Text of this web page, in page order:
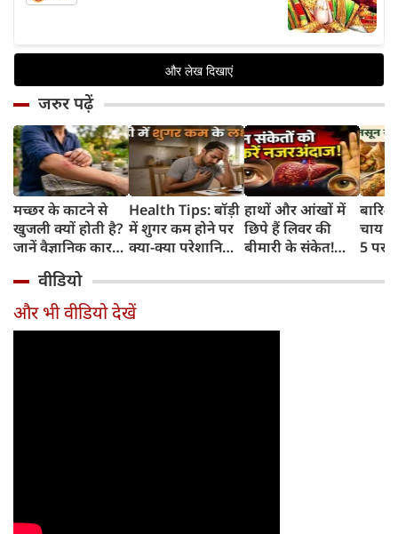
जरुर पढ़ें
मच्छर के काटने से
खुजली क्यों होती है?
जानें वैज्ञानिक कारण
Health Tips: बॉड़ी
में शुगर कम होने पर
क्या-क्या परेशानियां
बातें
हाथों और आंखों में
छिपे हैं लिवर की
बीमारी के संकेत!
नजरअंदाज
चाय
5
वीडियो
और भी वीडियो देखें